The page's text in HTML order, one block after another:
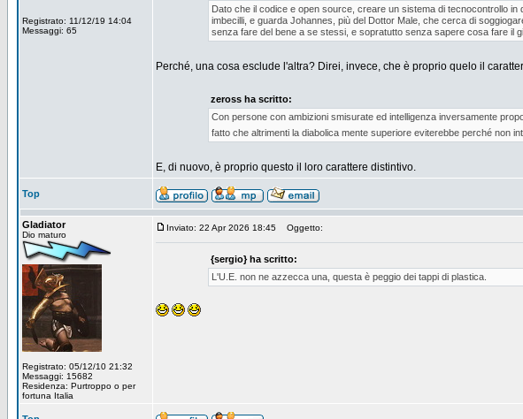
Registrato: 11/12/19 14:04
Messaggi: 65
Dato che il codice e open source, creare un sistema di tecnocontrollo
imbecilli, e guarda Johannes, più del Dottor Male, che cerca di
senza fare del bene a se stessi, e sopratutto senza sapere cosa fare il
Perché, una cosa esclude l'altra? Direi, invece, che è proprio quelo il
zeross ha scritto:
Con persone con ambizioni smisurate ed intelligenza inversamente
fatto che altrimenti la diabolica mente superiore eviterebbe perché non
E, di nuovo, è proprio questo il loro carattere distintivo.
Top
Gladiator
Dio maturo
Registrato: 05/12/10 21:32
Messaggi: 15682
Residenza: Purtroppo o per
fortuna Italia
Inviato: 22 Apr 2026 18:45 Oggetto:
{sergio} ha scritto:
L'U.E. non ne azzecca una, questa è peggio dei tappi di plastica.